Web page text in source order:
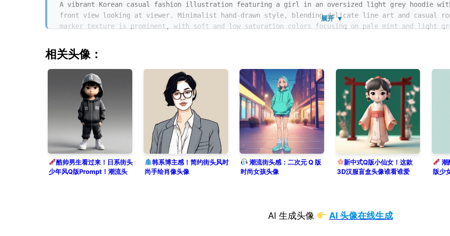
A vibrant Korean casual fashion illustration featuring a girl in an oversized light grey hoodie
front view looking at viewer. Minimalist hand-drawn style, blending delicate line art and casual
marker texture is prominent, with soft and low saturation colors focusing on pale mint and light
展开 ▼
相关头像：
酷帅男生看过来！日系街头
少年风Q版Prompt！潮流头
韩系博主感！简约街头风时
尚手绘肖像头像
潮流街头感：二次元 Q 版
时尚女孩头像
新中式Q版小仙女！这款
3D汉服盲盒头像谁看谁爱
潮
版少
AI 生成头像 AI 头像在线生成